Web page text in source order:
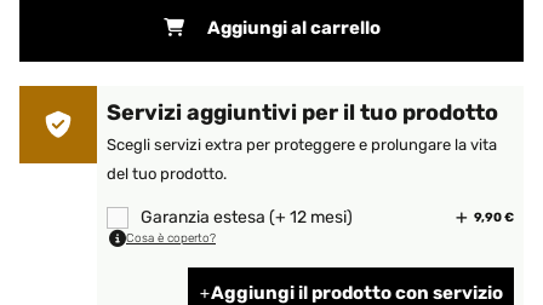
Aggiungi al carrello
Servizi aggiuntivi per il tuo prodotto
Scegli servizi extra per proteggere e prolungare la vita
del tuo prodotto.
Garanzia estesa (+ 12 mesi) 9,90 €
Cosa è coperto?
Aggiungi il prodotto con servizio